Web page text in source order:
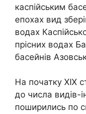
каспійським
епохах вид
водах
прісних водах
басейнів
На початку XIX
до числа видів-
поширились по